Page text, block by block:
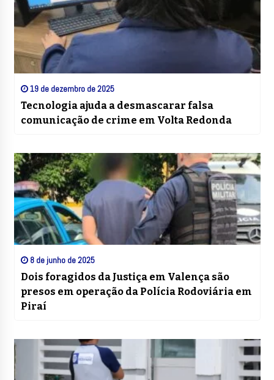
19 de dezembro de 2025
Tecnologia ajuda a desmascarar falsa
comunicação de crime em Volta Redonda
8 de junho de 2025
Dois foragidos da Justiça em Valença são
presos em operação da Polícia Rodoviária em
Piraí